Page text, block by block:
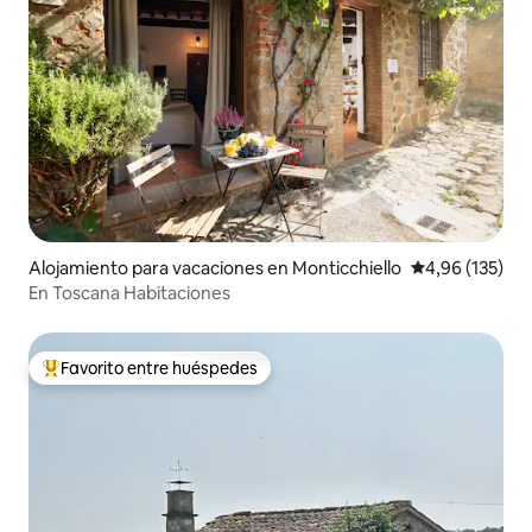
Alojamiento para vacaciones en Monticchiello Calificación
4,96 (135)
En Toscana Habitaciones
Favorito entre los huéspedes más destacados
Favorito entre huéspedes